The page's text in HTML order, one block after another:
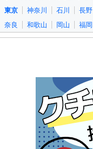
東京
神奈川 石川 長野
奈良
和歌山 岡山 福岡